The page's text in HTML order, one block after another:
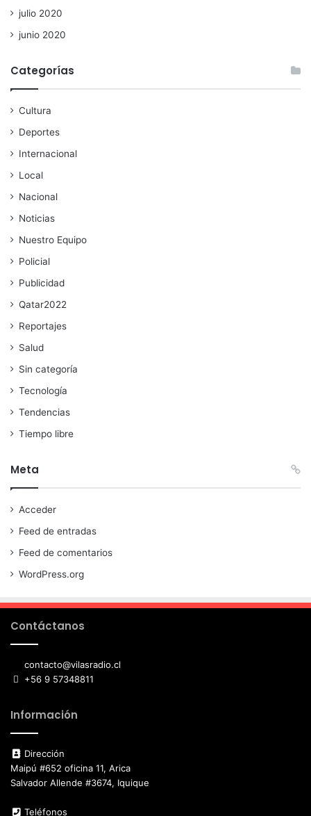
julio 2020
junio 2020
Categorías
Cultura
Deportes
Internacional
Local
Nacional
Noticias
Nuestro Equipo
Policial
Publicidad
Qatar2022
Reportajes
Salud
Sin categoría
Tecnología
Tendencias
Tiempo libre
Meta
Acceder
Feed de entradas
Feed de comentarios
WordPress.org
Contáctanos
contacto@vilasradio.cl
+56 9 57348811
Información
Dirección
Maipú #652 oficina 11, Arica
Salvador Allende #3674, Iquique
Teléfonos